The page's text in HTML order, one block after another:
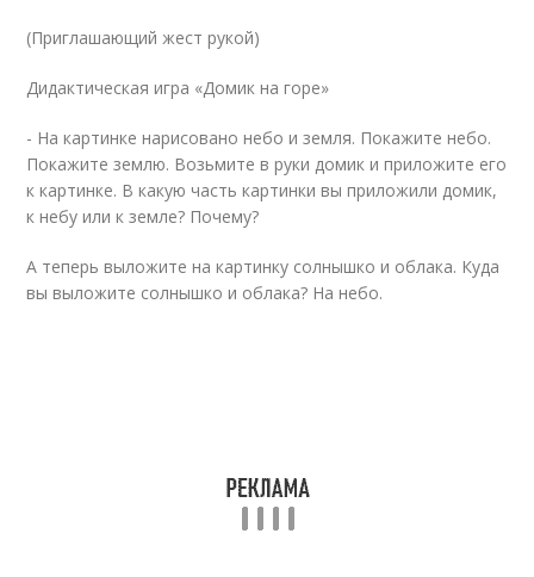
(Приглашающий жест рукой)
Дидактическая игра «Домик на горе»
- На картинке нарисовано небо и земля. Покажите небо.
Покажите землю. Возьмите в руки домик и приложите его
к картинке. В какую часть картинки вы приложили домик,
к небу или к земле? Почему?
А теперь выложите на картинку солнышко и облака. Куда
вы выложите солнышко и облака? На небо.